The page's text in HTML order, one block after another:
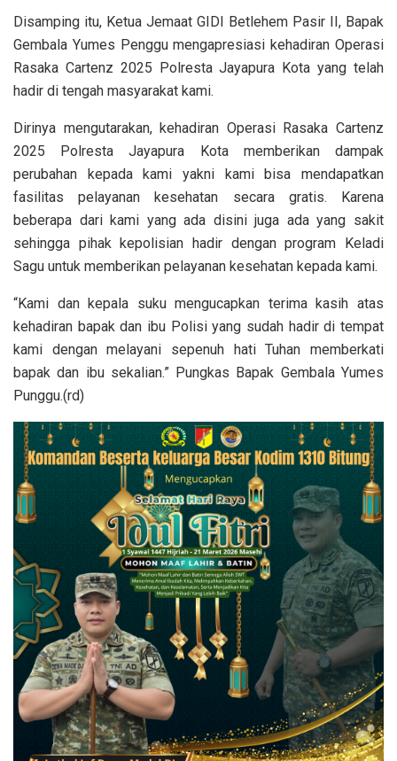
Disamping itu, Ketua Jemaat GIDI Betlehem Pasir II, Bapak
Gembala Yumes Penggu mengapresiasi kehadiran Operasi
Rasaka Cartenz 2025 Polresta Jayapura Kota yang telah
hadir di tengah masyarakat kami.
Dirinya mengutarakan, kehadiran Operasi Rasaka Cartenz
2025 Polresta Jayapura Kota memberikan dampak
perubahan kepada kami yakni kami bisa mendapatkan
fasilitas pelayanan kesehatan secara gratis. Karena
beberapa dari kami yang ada disini juga ada yang sakit
sehingga pihak kepolisian hadir dengan program Keladi
Sagu untuk memberikan pelayanan kesehatan kepada kami.
“Kami dan kepala suku mengucapkan terima kasih atas
kehadiran bapak dan ibu Polisi yang sudah hadir di tempat
kami dengan melayani sepenuh hati Tuhan memberkati
bapak dan ibu sekalian.” Pungkas Bapak Gembala Yumes
Punggu.(rd)